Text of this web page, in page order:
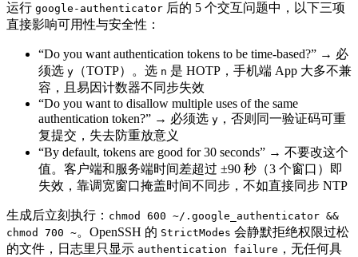
运行 google-authenticator 后的 5 个交互问题中，以下三项
直接影响可用性与安全性：
“Do you want authentication tokens to be time-based?” → 必
须选 y （TOTP）。选 n 是 HOTP，手机端 App 大多不兼
容，且易因计数器不同步失效
“Do you want to disallow multiple uses of the same
authentication token?” → 必须选 y ，否则同一验证码可重
复提交，失去防重放意义
“By default, tokens are good for 30 seconds” → 不要改这个
值。客户端和服务端时间差超过 ±90 秒（3 个窗口）即
失效，靠调宽窗口掩盖时间不同步，不如直接同步 NTP
生成后立刻执行： chmod 600 ~/.google_authenticator &&
chmod 700 ~。OpenSSH 的 StrictModes 会静默拒绝权限过松
的文件，日志里只显示 authentication failure ，无任何具